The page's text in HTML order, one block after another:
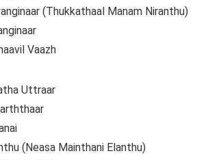
(Thukkathaal Manam Niranthu)
Vaazh
Uttraar
(Neasa Mainthani Elanthu)